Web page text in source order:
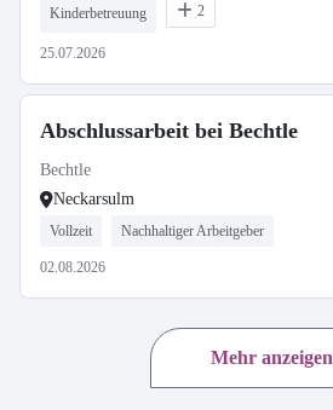
Kinderbetreuung 2
25.07.2026
Abschlussarbeit bei Bechtle
Bechtle
Neckarsulm
Vollzeit Nachhaltiger Arbeitgeber
02.08.2026
Mehr anzeigen